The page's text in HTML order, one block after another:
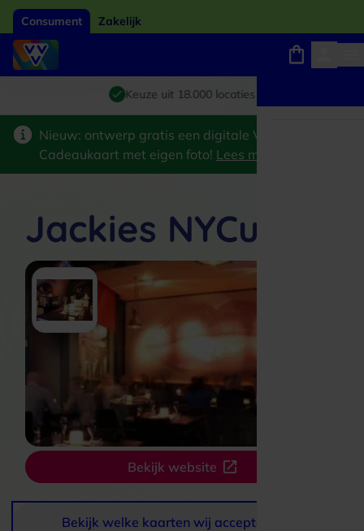
Consument Zakelijk
Giftcard van het jaar 2026
Keuze uit 18.000 locaties
Winkels, webshops en uitjes
Nieuw: ontwerp gratis een digitale VVV
Cadeaukaart met eigen foto! Lees meer
Bekijk website
Jackies NYCuisine
Bekijk welke kaarten wij accepteren